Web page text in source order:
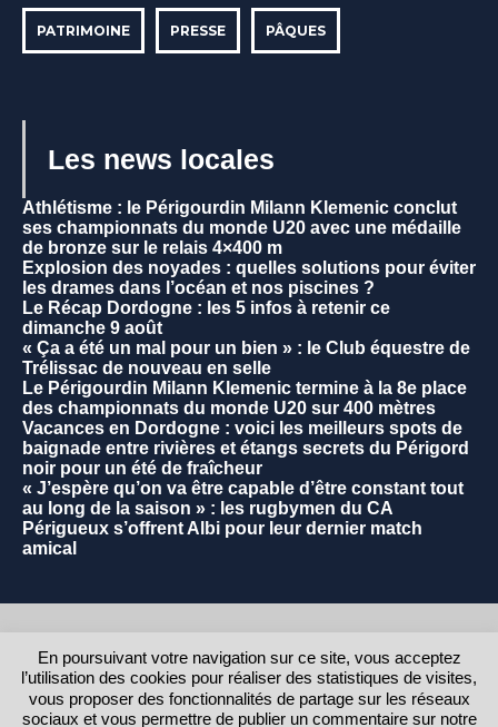
PATRIMOINE PRESSE PÂQUES
Les news locales
Athlétisme : le Périgourdin Milann Klemenic conclut
ses championnats du monde U20 avec une médaille
de bronze sur le relais 4×400 m
Explosion des noyades : quelles solutions pour éviter
les drames dans l’océan et nos piscines ?
Le Récap Dordogne : les 5 infos à retenir ce
dimanche 9 août
« Ça a été un mal pour un bien » : le Club équestre de
Trélissac de nouveau en selle
Le Périgourdin Milann Klemenic termine à la 8e place
des championnats du monde U20 sur 400 mètres
Vacances en Dordogne : voici les meilleurs spots de
baignade entre rivières et étangs secrets du Périgord
noir pour un été de fraîcheur
« J’espère qu’on va être capable d’être constant tout
au long de la saison » : les rugbymen du CA
Périgueux s’offrent Albi pour leur dernier match
amical
RETOUR AU HAUT DE LA PAGE
Contact
En poursuivant votre navigation sur ce site, vous acceptez
l’utilisation des cookies pour réaliser des statistiques de visites,
vous proposer des fonctionnalités de partage sur les réseaux
sociaux et vous permettre de publier un commentaire sur notre